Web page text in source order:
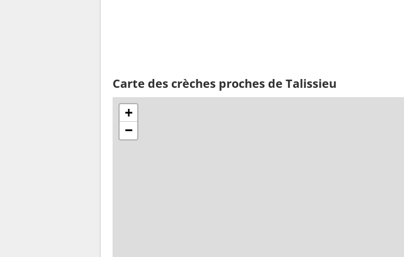
Carte des crèches proches de Talissieu
+
−